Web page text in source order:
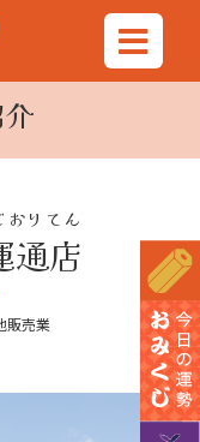
通店
りてん
販売業